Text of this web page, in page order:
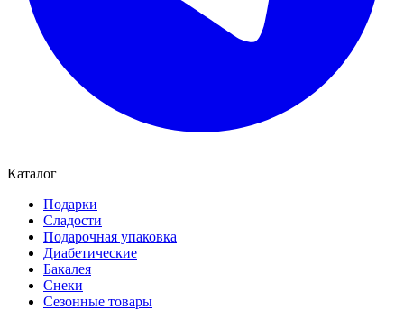
Каталог
Подарки
Сладости
Подарочная упаковка
Диабетические
Бакалея
Снеки
Сезонные товары